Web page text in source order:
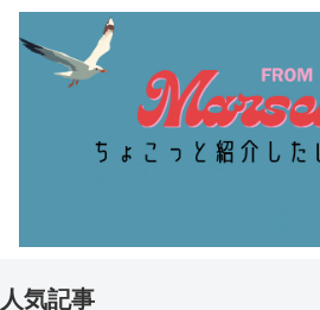
人気記事